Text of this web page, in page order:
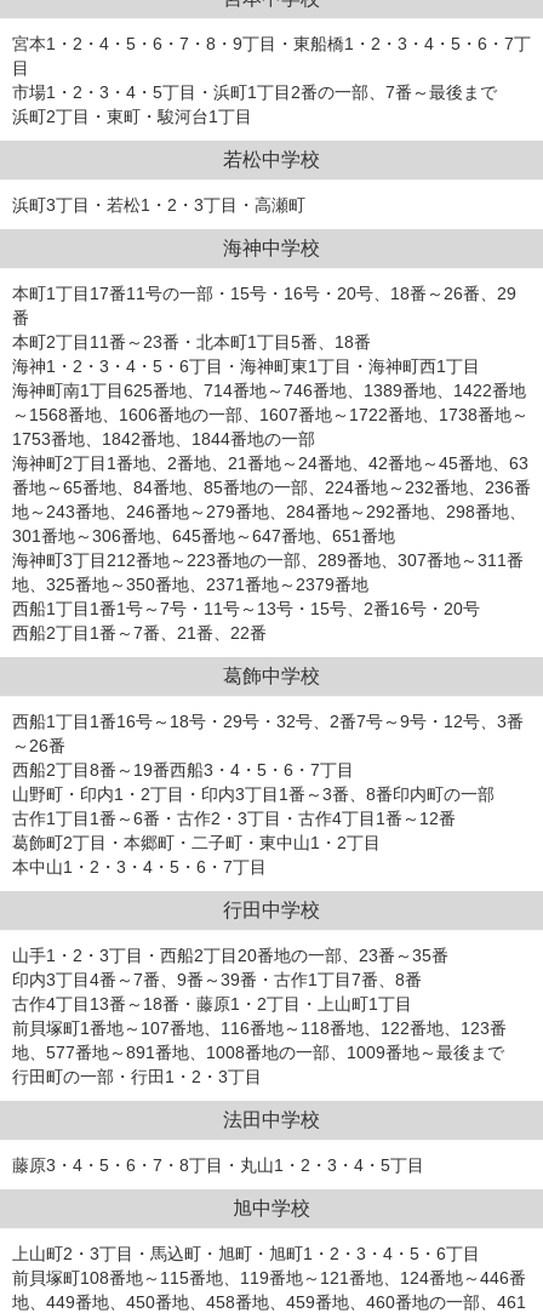
宮本1・2・4・5・6・7・8・9丁目・東船橋1・2・3・4・5・6・7丁
目
市場1・2・3・4・5丁目・浜町1丁目2番の一部、7番～最後まで
浜町2丁目・東町・駿河台1丁目
若松中学校
浜町3丁目・若松1・2・3丁目・高瀬町
海神中学校
本町1丁目17番11号の一部・15号・16号・20号、18番～26番、29
番
本町2丁目11番～23番・北本町1丁目5番、18番
海神1・2・3・4・5・6丁目・海神町東1丁目・海神町西1丁目
海神町南1丁目625番地、714番地～746番地、1389番地、1422番地
～1568番地、1606番地の一部、1607番地～1722番地、1738番地～
1753番地、1842番地、1844番地の一部
海神町2丁目1番地、2番地、21番地～24番地、42番地～45番地、63
番地～65番地、84番地、85番地の一部、224番地～232番地、236番
地～243番地、246番地～279番地、284番地～292番地、298番地、
301番地～306番地、645番地～647番地、651番地
海神町3丁目212番地～223番地の一部、289番地、307番地～311番
地、325番地～350番地、2371番地～2379番地
西船1丁目1番1号～7号・11号～13号・15号、2番16号・20号
西船2丁目1番～7番、21番、22番
葛飾中学校
西船1丁目1番16号～18号・29号・32号、2番7号～9号・12号、3番
～26番
西船2丁目8番～19番西船3・4・5・6・7丁目
山野町・印内1・2丁目・印内3丁目1番～3番、8番印内町の一部
古作1丁目1番～6番・古作2・3丁目・古作4丁目1番～12番
葛飾町2丁目・本郷町・二子町・東中山1・2丁目
本中山1・2・3・4・5・6・7丁目
行田中学校
山手1・2・3丁目・西船2丁目20番地の一部、23番～35番
印内3丁目4番～7番、9番～39番・古作1丁目7番、8番
古作4丁目13番～18番・藤原1・2丁目・上山町1丁目
前貝塚町1番地～107番地、116番地～118番地、122番地、123番
地、577番地～891番地、1008番地の一部、1009番地～最後まで
行田町の一部・行田1・2・3丁目
法田中学校
藤原3・4・5・6・7・8丁目・丸山1・2・3・4・5丁目
旭中学校
上山町2・3丁目・馬込町・旭町・旭町1・2・3・4・5・6丁目
前貝塚町108番地～115番地、119番地～121番地、124番地～446番
地、449番地、450番地、458番地、459番地、460番地の一部、461